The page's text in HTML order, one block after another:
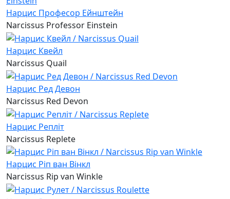
Нарцис Професор Ейнштейн
Narcissus Professor Einstein
Нарцис Квейл
Narcissus Quail
Нарцис Ред Девон
Narcissus Red Devon
Нарцис Репліт
Narcissus Replete
Нарцис Ріп ван Вінкл
Narcissus Rip van Winkle